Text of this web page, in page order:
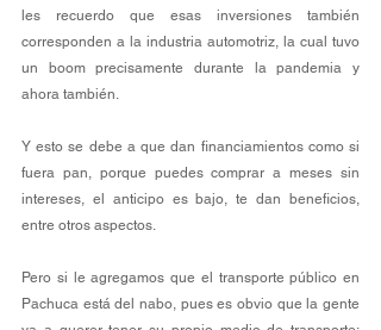
les recuerdo que esas inversiones también
corresponden a la industria automotriz, la cual tuvo
un boom precisamente durante la pandemia y
ahora también.
Y esto se debe a que dan financiamientos como si
fuera pan, porque puedes comprar a meses sin
intereses, el anticipo es bajo, te dan beneficios,
entre otros aspectos.
Pero si le agregamos que el transporte público en
Pachuca está del nabo, pues es obvio que la gente